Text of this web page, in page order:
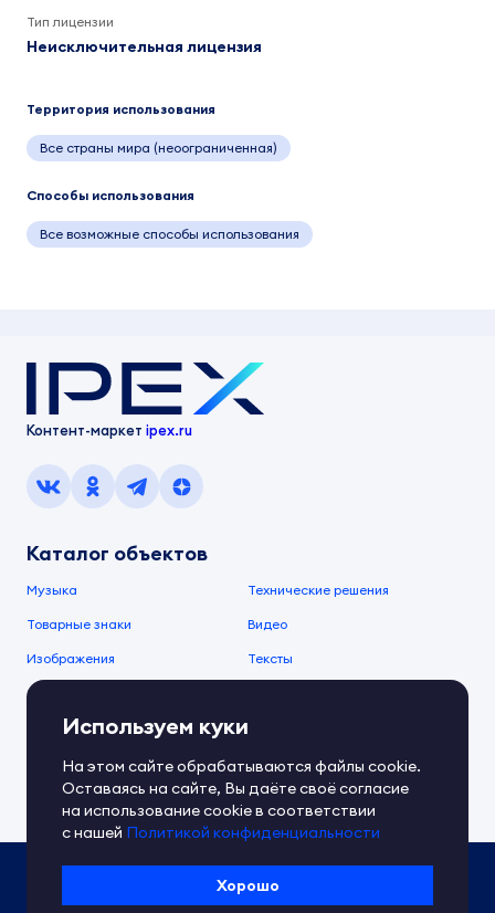
Тип лицензии
Неисключительная лицензия
Территория использования
Все страны мира (неоограниченная)
Способы использования
Все возможные способы использования
Контент-маркет ipex.ru
Каталог объектов
Музыка Технические решения
Товарные знаки Видео
Изображения Тексты
О компании
О сервисе
Документы IPEX Справочный центр
Контакты Обратная связь
Политика IPEX по обработке ПД
Условия использования платформы
Используем куки
На этом сайте обрабатываются файлы cookie.
Оставаясь на сайте, Вы даёте своё согласие
на использование cookie в соответствии
с нашей Политикой конфиденциальности
Хорошо